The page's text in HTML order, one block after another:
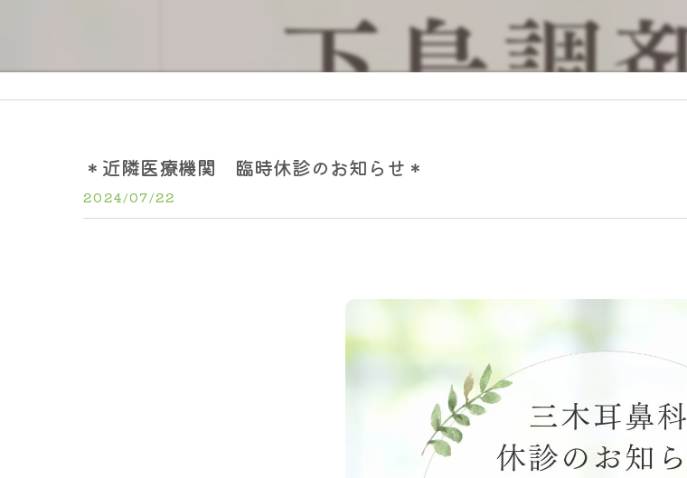
＊近隣医療機関 臨時休診のお知らせ＊
2024/07/22